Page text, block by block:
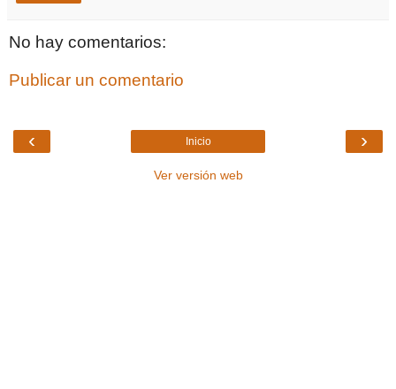
No hay comentarios:
Publicar un comentario
‹ ›
Inicio
Ver versión web